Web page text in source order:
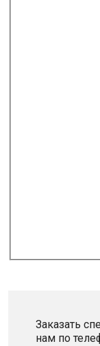
Заказать
нам по